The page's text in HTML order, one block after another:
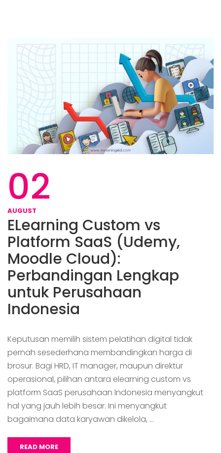
02
AUGUST
ELearning Custom vs
Platform SaaS (Udemy,
Moodle Cloud):
Perbandingan Lengkap
untuk Perusahaan
Indonesia
Keputusan memilih sistem pelatihan digital tidak
pernah sesederhana membandingkan harga di
brosur. Bagi HRD, IT manager, maupun direktur
operasional, pilihan antara elearning custom vs
platform SaaS perusahaan Indonesia menyangkut
hal yang jauh lebih besar. Ini menyangkut
bagaimana data karyawan dikelola, …
READ MORE